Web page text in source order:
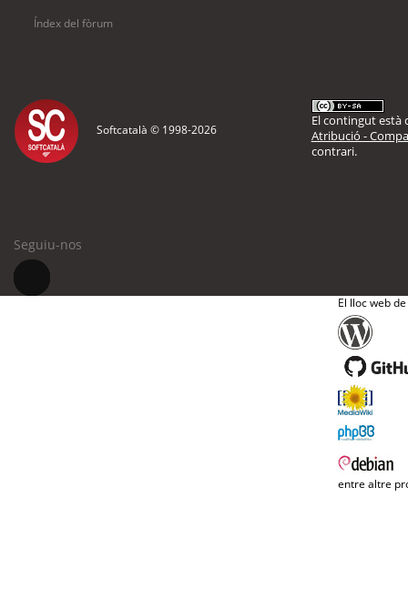
Índex del fòrum
Softcatalà © 1998-2026
El contingut està
Atribució -
contrari.
Seguiu-nos
El lloc web
entre altre